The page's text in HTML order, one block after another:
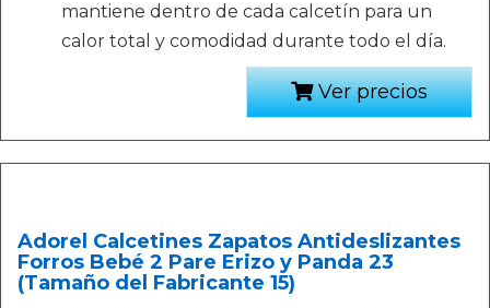
mantiene dentro de cada calcetín para un
calor total y comodidad durante todo el día.
Ver precios
Adorel Calcetines Zapatos Antideslizantes
Forros Bebé 2 Pare Erizo y Panda 23
(Tamaño del Fabricante 15)